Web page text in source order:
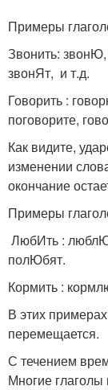
Примеры
Звонить:
звонЯт, и т.д.
Говорить :
поговорите,
Как видите,
изменении
окончание
Примеры
ЛюбИть :
полЮбят.
Кормить :
В этих
перемещается.
С течением
Многие